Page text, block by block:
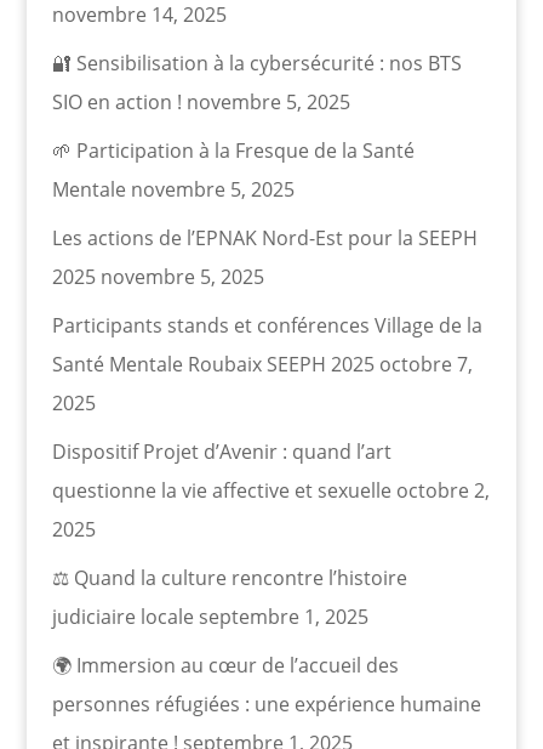
novembre 14, 2025
🔐 Sensibilisation à la cybersécurité : nos BTS
SIO en action ! novembre 5, 2025
🌱 Participation à la Fresque de la Santé
Mentale novembre 5, 2025
Les actions de l’EPNAK Nord-Est pour la SEEPH
2025 novembre 5, 2025
Participants stands et conférences Village de la
Santé Mentale Roubaix SEEPH 2025 octobre 7,
2025
Dispositif Projet d’Avenir : quand l’art
questionne la vie affective et sexuelle octobre 2,
2025
⚖️ Quand la culture rencontre l’histoire
judiciaire locale septembre 1, 2025
🌍 Immersion au cœur de l’accueil des
personnes réfugiées : une expérience humaine
et inspirante ! septembre 1, 2025